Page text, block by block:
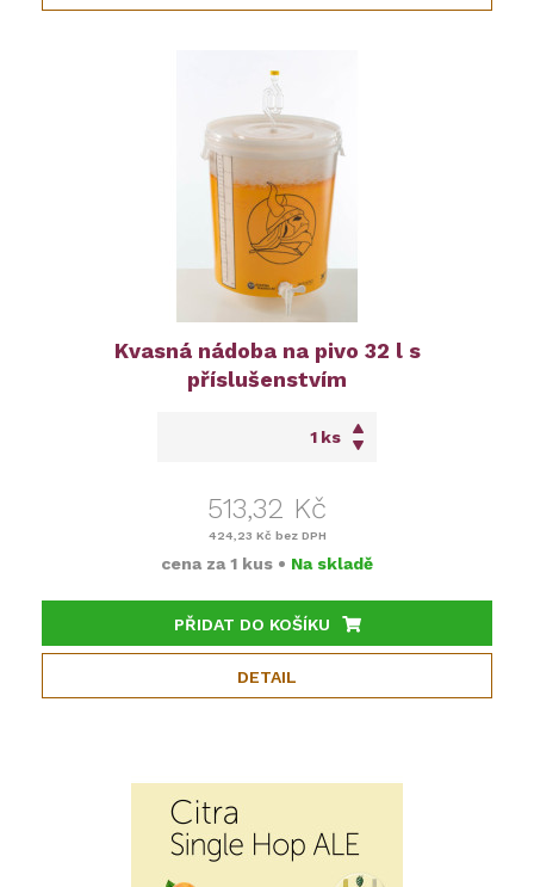
Kvasná nádoba na pivo 32 l s
příslušenstvím
ks
513,32 Kč
424,23 Kč bez DPH
cena za 1 kus • Na skladě
PŘIDAT DO KOŠÍKU
DETAIL